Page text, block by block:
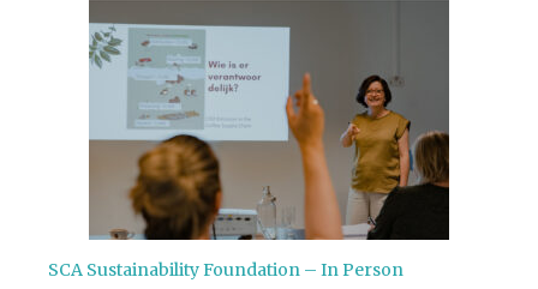
SCA Sustainability Foundation – In Person